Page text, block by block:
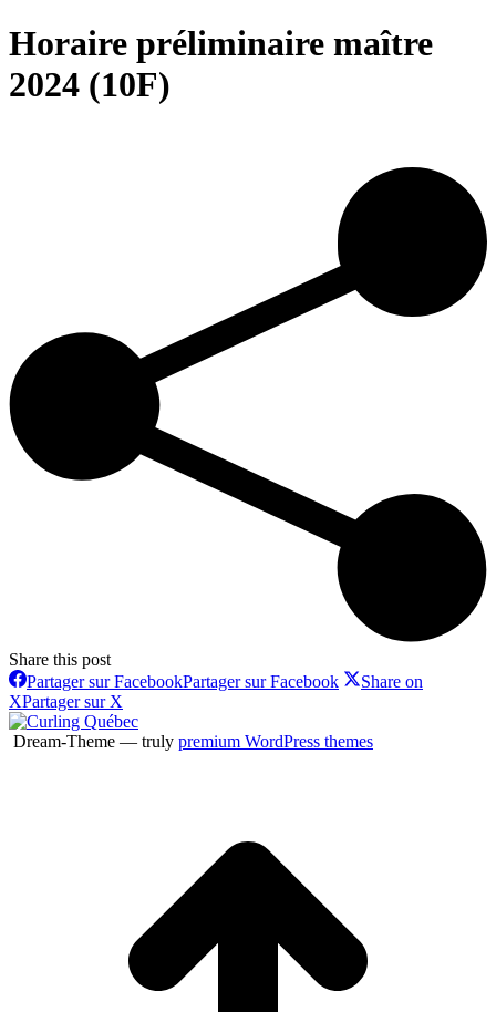
Horaire préliminaire maître
2024 (10F)
Share this post
Partager sur FacebookPartager sur Facebook
Share on
XPartager sur X
Dream-Theme — truly premium WordPress themes